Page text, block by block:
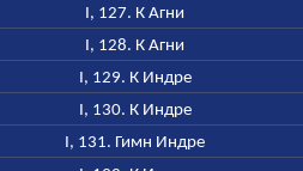
I, 127. К Агни
I, 128. К Агни
I, 129. К Индре
I, 130. К Индре
I, 131. Гимн Индре